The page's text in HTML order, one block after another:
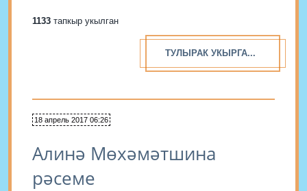
1133 тапкыр укылган
ТУЛЫРАК УКЫРГА...
18 апрель 2017 06:26
Алинә Мөхәмәтшина
рәсеме